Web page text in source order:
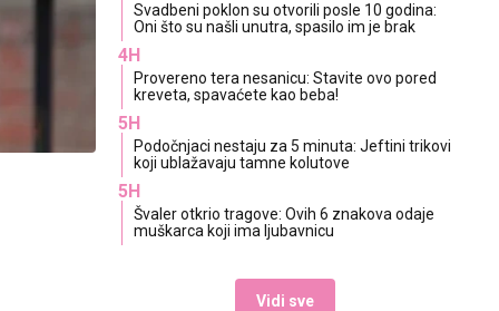
Svadbeni poklon su otvorili posle 10 godina:
Oni što su našli unutra, spasilo im je brak
4H
Provereno tera nesanicu: Stavite ovo pored
kreveta, spavaćete kao beba!
5H
Podočnjaci nestaju za 5 minuta: Jeftini trikovi
koji ublažavaju tamne kolutove
5H
Švaler otkrio tragove: Ovih 6 znakova odaje
muškarca koji ima ljubavnicu
Vidi sve